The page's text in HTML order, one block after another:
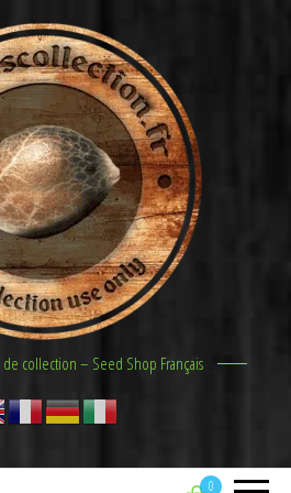
de collection – Seed Shop Français
0